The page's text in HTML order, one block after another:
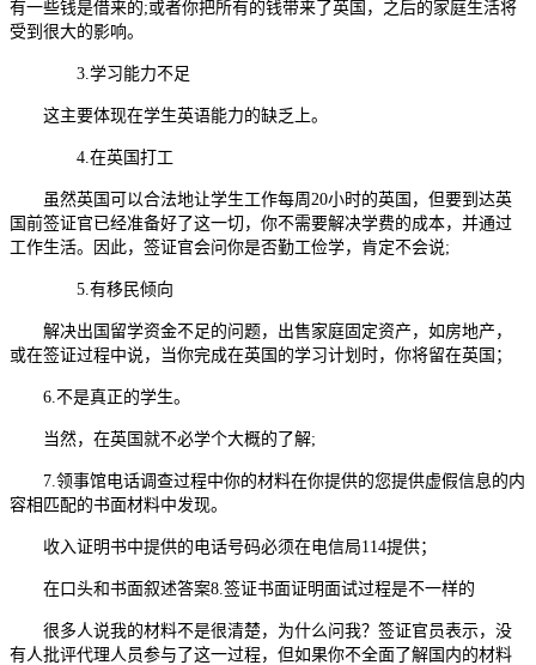
有一些钱是借来的;或者你把所有的钱带来了英国，之后的家庭生活将
受到很大的影响。
3.学习能力不足
这主要体现在学生英语能力的缺乏上。
4.在英国打工
虽然英国可以合法地让学生工作每周20小时的英国，但要到达英
国前签证官已经准备好了这一切，你不需要解决学费的成本，并通过
工作生活。因此，签证官会问你是否勤工俭学，肯定不会说;
5.有移民倾向
解决出国留学资金不足的问题，出售家庭固定资产，如房地产，
或在签证过程中说，当你完成在英国的学习计划时，你将留在英国；
6.不是真正的学生。
当然，在英国就不必学个大概的了解;
7.领事馆电话调查过程中你的材料在你提供的您提供虚假信息的内
容相匹配的书面材料中发现。
收入证明书中提供的电话号码必须在电信局114提供；
在口头和书面叙述答案8.签证书面证明面试过程是不一样的
很多人说我的材料不是很清楚，为什么问我？签证官员表示，没
有人批评代理人员参与了这一过程，但如果你不全面了解国内的材料